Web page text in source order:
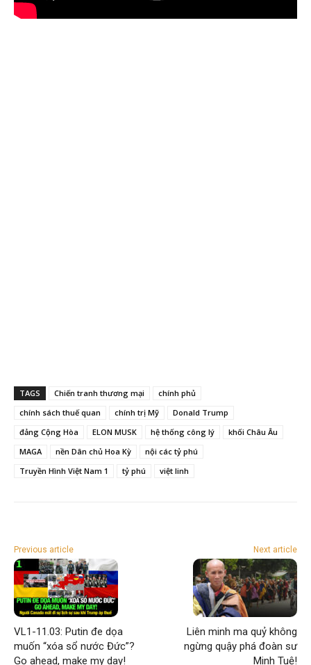
TAGS Chiến tranh thương mại
chính phủ
chính sách thuế quan
chính trị Mỹ
Donald Trump
đảng Cộng Hòa
ELON MUSK hệ thống công lý
khối Châu Âu
MAGA
nền Dân chủ Hoa Kỳ
nội các tỷ phú
Truyền Hình Việt Nam 1
tỷ phú việt linh
Previous article
VL1-11.03: Putin đe dọa
muốn “xóa sổ nước Đức”?
Go ahead, make my day!
Next article
Liên minh ma quỷ không
ngừng quậy phá đoàn sư
Minh Tuệ!